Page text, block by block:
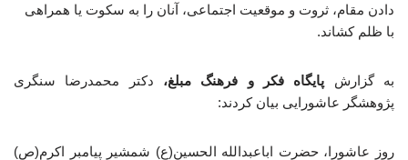
دادن مقام، ثروت و موقعیت اجتماعی، آنان را به سکوت یا همراهی
با ظلم کشاند.
به گزارش پایگاه فکر و فرهنگ مبلغ، دکتر محمدرضا سنگری
پژوهشگر عاشورایی بیان کردند:
روز عاشورا، حضرت اباعبدالله الحسین(ع) شمشیر پیامبر اکرم(ص)